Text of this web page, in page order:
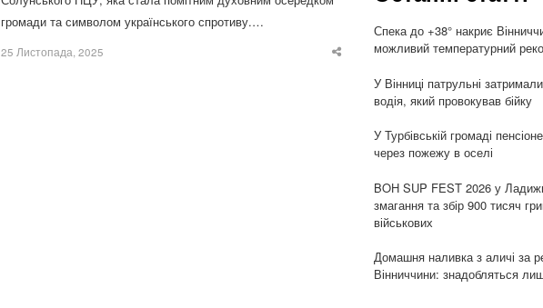
громади та символом українського спротиву.…
25 Листопада, 2025
Share
Спека до +38° накриє
можливий температурний
У Вінниці патрульні
водія, який провокував бійку
У Турбівській громаді
через пожежу в оселі
BOH SUP FEST 2026 у
змагання та збір 900 тисяч
військових
Домашня наливка з аличі за
Вінниччини: знадобляться